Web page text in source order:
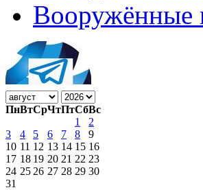
Вооружённые
ПнВтСрЧтПтСбВс
1
2
3
4 5 6 7 8
9
10 11 12 13 14 15 16
17 18 19 20 21 22 23
24 25 26 27 28 29 30
31